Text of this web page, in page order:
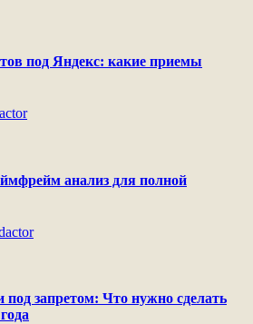
под Яндекс: какие приемы
анализ для полной
запретом: Что нужно сделать